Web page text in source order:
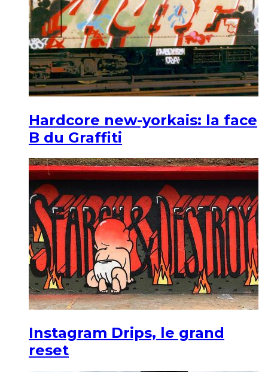
Hardcore new-yorkais: la face
B du Graffiti
Instagram Drips, le grand
reset